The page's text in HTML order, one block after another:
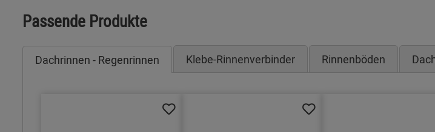
Passende Produkte
Dachrinnen - Regenrinnen Klebe-Rinnenverbinder Rinnenböden